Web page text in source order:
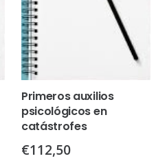
Primeros auxilios
psicológicos en
catástrofes
€112,50